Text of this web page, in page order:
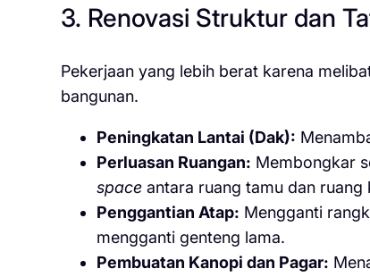
3. Renovasi Struktur dan
Pekerjaan yang lebih berat karena
bangunan.
Peningkatan Lantai (Dak):
Perluasan Ruangan: Membongkar
spaceantara ruang tamu dan ruang
Penggantian Atap: Mengganti
mengganti genteng lama.
Pembuatan Kanopi dan Pagar: